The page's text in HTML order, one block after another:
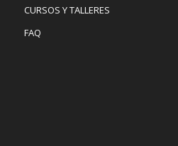
CURSOS Y TALLERES
FAQ